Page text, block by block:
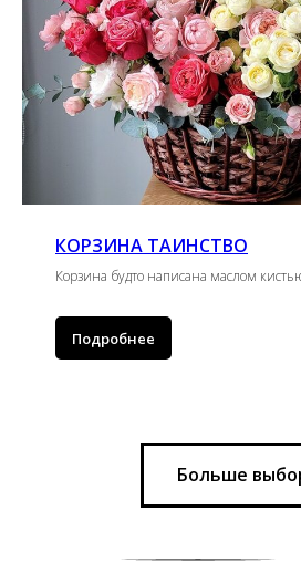
КОРЗИНА ТАИНСТВО
Корзина будто написана маслом
Подробнее
Больше